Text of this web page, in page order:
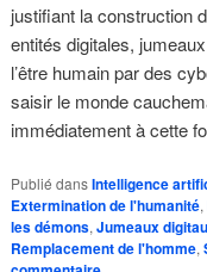
justifiant la construction
entités digitales,
l’être humain par des
saisir le monde
immédiatement à cette
Publié dansIntelligence
Extermination de l'humanité,
les démons, Jumeaux
Remplacement de l'homme,